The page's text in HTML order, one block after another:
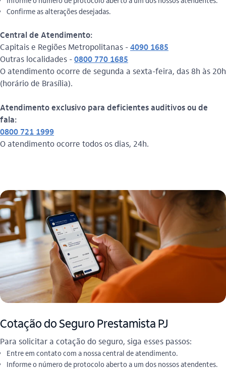
Confirme as alterações desejadas.
Central de Atendimento:
Capitais e Regiões Metropolitanas -4090 1685
Outras localidades -0800 770 1685
O atendimento ocorre de segunda a sexta-feira, das 8h às 20h
(horário de Brasília).
Atendimento exclusivo para deficientes auditivos ou de
fala:
0800 721 1999
O atendimento ocorre todos os dias, 24h.
Cotação do Seguro Prestamista PJ
Para solicitar a cotação do seguro, siga esses passos:
Entre em contato com a nossa central de atendimento.
Informe o número de protocolo aberto a um dos nossos atendentes.